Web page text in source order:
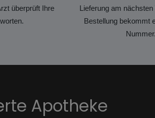
überprüft Ihre
Lieferung am
Bestellung bekommt
Nummer.
Apotheke